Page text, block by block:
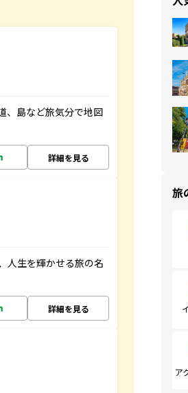
、島など旅気分で地図
詳細を見る
人生を輝かせる旅の名
詳細を見る
旅
ア